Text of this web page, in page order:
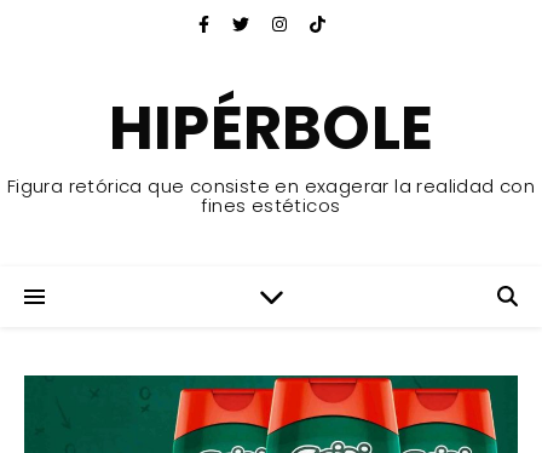
HIPÉRBOLE
Figura retórica que consiste en exagerar la realidad con
fines estéticos